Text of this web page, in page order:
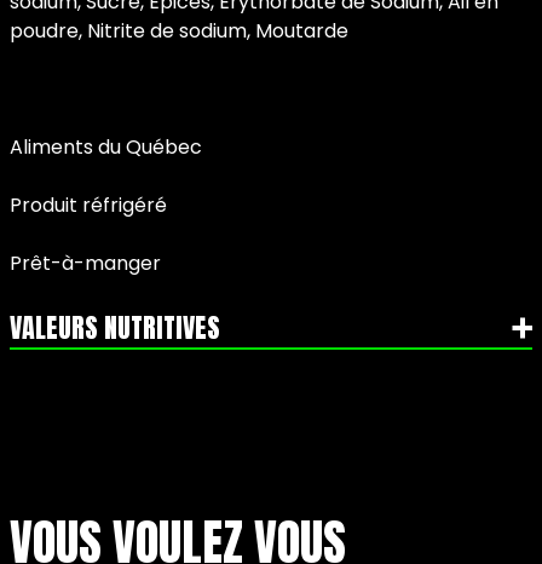
poudre, Nitrite de sodium, Moutarde
Aliments du Québec
Produit réfrigéré
Prêt-à-manger
VALEURS NUTRITIVES
VOUS VOULEZ VOUS